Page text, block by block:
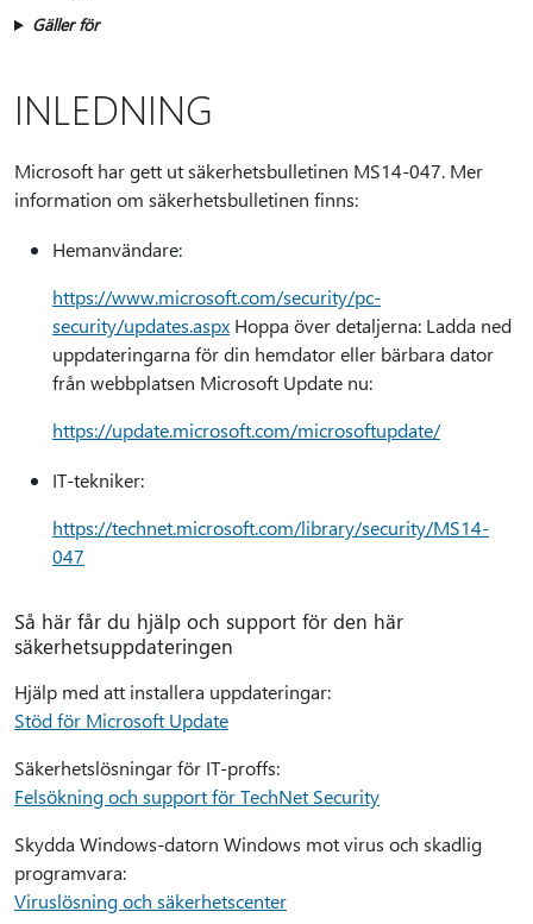
Gäller för
INLEDNING
Microsoft har gett ut säkerhetsbulletinen MS14-047. Mer
information om säkerhetsbulletinen finns:
Hemanvändare:
https://www.microsoft.com/security/pc-
security/updates.aspx Hoppa över detaljerna: Ladda ned
uppdateringarna för din hemdator eller bärbara dator
från webbplatsen Microsoft Update nu:
https://update.microsoft.com/microsoftupdate/
IT-tekniker:
https://technet.microsoft.com/library/security/MS14-
047
Så här får du hjälp och support för den här
säkerhetsuppdateringen
Hjälp med att installera uppdateringar:
Stöd för Microsoft Update
Säkerhetslösningar för IT-proffs:
Felsökning och support för TechNet Security
Skydda Windows-datorn Windows mot virus och skadlig
programvara:
Viruslösning och säkerhetscenter